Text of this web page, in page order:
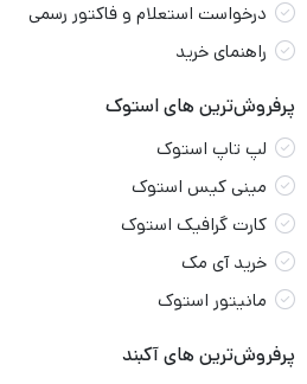
درخواست استعلام و فاکتور رسمی
راهنمای خرید
پرفروش‌ترین های استوک
لپ تاپ استوک
مینی کیس استوک
کارت گرافیک استوک
خرید آی مک
مانیتور استوک
پرفروش‌ترین های آکبند